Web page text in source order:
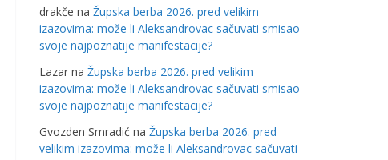
drakče na Župska berba 2026. pred velikim
izazovima: može li Aleksandrovac sačuvati smisao
svoje najpoznatije manifestacije?
Lazar na Župska berba 2026. pred velikim
izazovima: može li Aleksandrovac sačuvati smisao
svoje najpoznatije manifestacije?
Gvozden Smradić na Župska berba 2026. pred
velikim izazovima: može li Aleksandrovac sačuvati